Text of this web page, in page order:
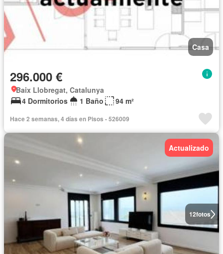
Casa
296.000 €
Baix Llobregat, Catalunya
4 Dormitorios
1 Baño 94 m²
Hace 2 semanas, 4 días en Pisos - 526009
12fotos
Actualizado